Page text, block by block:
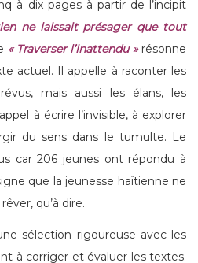
à dix pages à partir de l’incipit
ne laissait présager que tout
« Traverser l’inattendu »résonne
actuel. Il appelle à raconter les
mais aussi les élans, les
à écrire l’invisible, à explorer
du sens dans le tumulte. Le
car 206 jeunes ont répondu à
que la jeunesse haïtienne ne
qu’à dire.
sélection rigoureuse avec les
à corriger et évaluer les textes.